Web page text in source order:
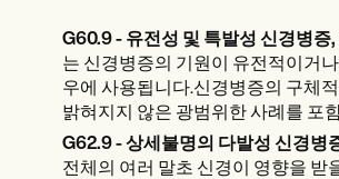
Get started
G60.9 - 유전성 및 특발성 신경병증
는 신경병증의 기원이 유전적이거
우에 사용됩니다.신경병증의 구체
밝혀지지 않은 광범위한 사례를 포
G62.9 - 상세불명의 다발성 신경병
전체의 여러 말초 신경이 영향을 받